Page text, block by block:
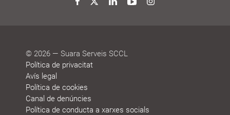
reconeixementsFacebook
TwitterLinkedInYouTubeInstagram
© 2026 — Suara Serveis SCCL
Política de privacitat
Avís legal
Política de cookies
Canal de denúncies
Política de conducta a xarxes socials